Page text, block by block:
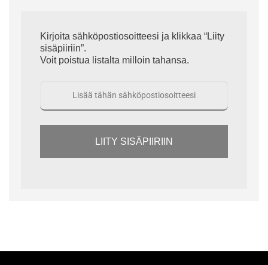
Kirjoita sähköpostiosoitteesi ja klikkaa “Liity
sisäpiiriin”.
Voit poistua listalta milloin tahansa.
LIITY SISÄPIIRIIN